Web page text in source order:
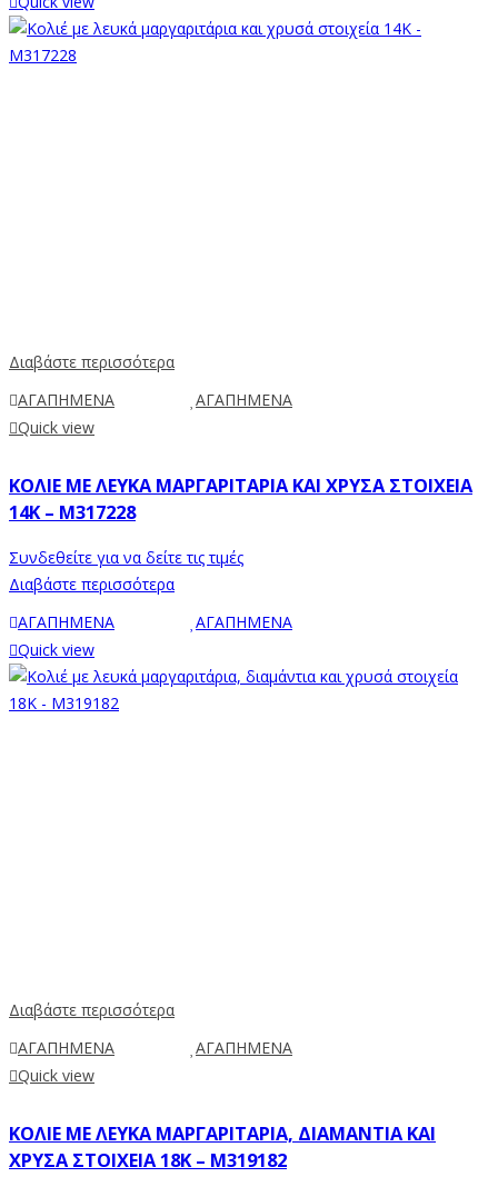
Διαβάστε περισσότερα
ΑΓΑΠΗΜΕΝΑ
ΑΓΑΠΗΜΕΝΑ
Quick view
ΚΟΛΙΈ ΜΕ ΛΕΥΚΆ ΜΑΡΓΑΡΙΤΆΡΙΑ ΚΑΙ ΧΡΥΣΆ ΣΤΟΙΧΕΊΑ
14K – M317228
Συνδεθείτε για να δείτε τις τιμές
Διαβάστε περισσότερα
ΑΓΑΠΗΜΕΝΑ
ΑΓΑΠΗΜΕΝΑ
Quick view
Διαβάστε περισσότερα
ΑΓΑΠΗΜΕΝΑ
ΑΓΑΠΗΜΕΝΑ
Quick view
ΚΟΛΙΈ ΜΕ ΛΕΥΚΆ ΜΑΡΓΑΡΙΤΆΡΙΑ, ΔΙΑΜΆΝΤΙΑ ΚΑΙ
ΧΡΥΣΆ ΣΤΟΙΧΕΊΑ 18K – M319182